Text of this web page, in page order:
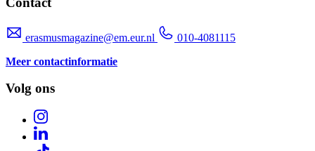
erasmusmagazine@em.eur.nl
010-4081115
Meer contactinformatie
Volg ons